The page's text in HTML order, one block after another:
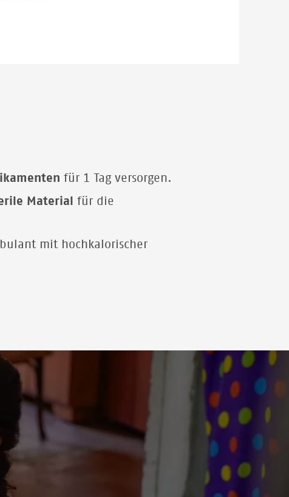
für 1 Tag versorgen.
Material
für die
mit hochkalorischer